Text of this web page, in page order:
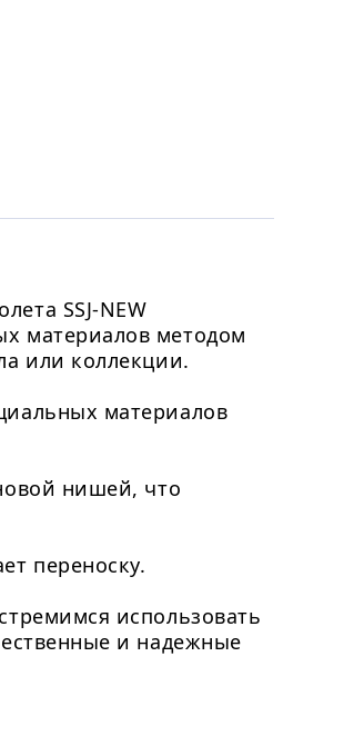
SSJ-NEW
материалов методом
или коллекции.
материалов
нишей, что
переноску.
использовать
и надежные